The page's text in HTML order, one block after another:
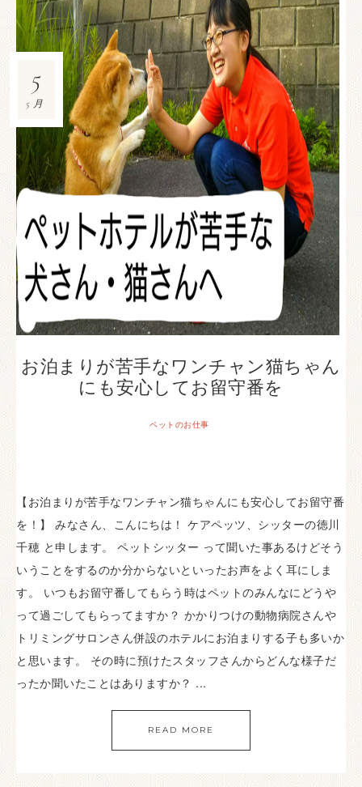
お泊まりが苦手なワンチャン猫ちゃん
にも安心してお留守番を
ペットのお仕事
5
5月
【お泊まりが苦手なワンチャン猫ちゃんにも安心してお留守番
を！】 みなさん、こんにちは！ ケアペッツ、シッターの徳川
千穂 と申します。 ペットシッター って聞いた事あるけどそう
いうことをするのか分からないといったお声をよく耳にしま
す。 いつもお留守番してもらう時はペットのみんなにどうや
って過ごしてもらってますか？ かかりつけの動物病院さんや
トリミングサロンさん併設のホテルにお泊まりする子も多いか
と思います。 その時に預けたスタッフさんからどんな様子だ
ったか聞いたことはありますか？ ...
READ MORE